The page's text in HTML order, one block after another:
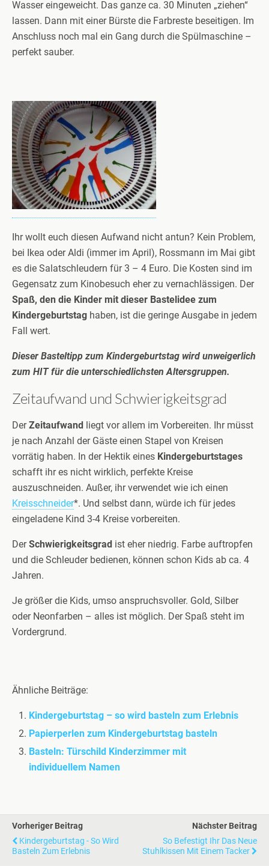
Wasser eingeweicht. Das ganze ca. 30 Minuten „ziehen“
lassen. Dann mit einer Bürste die Farbreste beseitigen. Im
Anschluss noch mal ein Gang durch die Spülmaschine –
perfekt sauber.
Ihr wollt euch diesen Aufwand nicht antun? Kein Problem,
bei Ikea oder Aldi (immer im April), Rossmann im Mai gibt
es die Salatschleudern für 3 – 4 Euro. Die Kosten sind im
Gegensatz zum Kinobesuch eher zu vernachlässigen. Der
Spaß, den die Kinder mit dieser Bastelidee zum
Kindergeburtstag haben, ist die geringe Ausgabe in jedem
Fall wert.
Dieser Basteltipp zum Kindergeburtstag wird unweigerlich
zum HIT für die unterschiedlichsten Altersgruppen.
Zeitaufwand und Schwierigkeitsgrad
DerZeitaufwand liegt vor allem im Vorbereiten. Ihr müsst
je nach Anzahl der Gäste einen Stapel von Kreisen
vorrätig haben. In der Hektik eines Kindergeburtstages
schafft ihr es nicht wirklich, perfekte Kreise
auszuschneiden. Außer, ihr verwendet wie ich einen
Kreisschneider*. Und selbst dann, würde ich für jedes
eingeladene Kind 3-4 Kreise vorbereiten.
DerSchwierigkeitsgrad ist eher niedrig. Farbe auftropfen
und die Schleuder bedienen, können schon Kids ab ca. 4
Jahren.
Je größer die Kids, umso anspruchsvoller. Gold, Silber
oder Neonfarben – alles ist möglich. Der Spaß steht im
Vordergrund.
Ähnliche Beiträge:
Kindergeburtstag – so wird basteln zum Erlebnis
Papierperlen zum Kindergeburtstag basteln
Basteln: Türschild Kinderzimmer mit
individuellem Namen
Vorheriger Beitrag
Kindergeburtstag - So Wird
Basteln Zum Erlebnis
Nächster Beitrag
So Befestigt Ihr Das Neue
Stuhlkissen Mit Einem Tacker